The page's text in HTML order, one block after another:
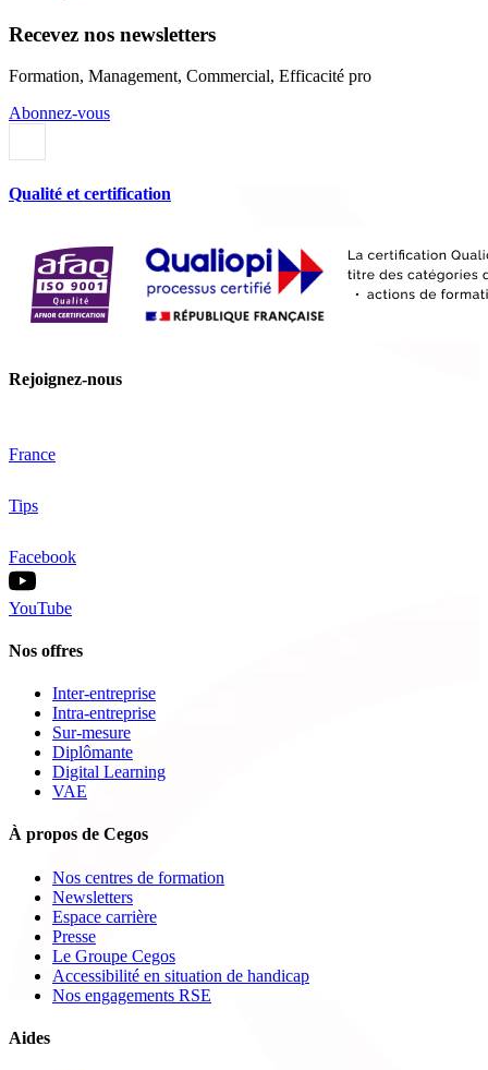
Recevez nos newsletters
Formation, Management, Commercial, Efficacité pro
Abonnez-vous
Qualité et certification
Rejoignez-nous
France
Tips
Facebook
YouTube
Nos offres
Inter-entreprise
Intra-entreprise
Sur-mesure
Diplômante
Digital Learning
VAE
À propos de Cegos
Nos centres de formation
Newsletters
Espace carrière
Presse
Le Groupe Cegos
Accessibilité en situation de handicap
Nos engagements RSE
Aides